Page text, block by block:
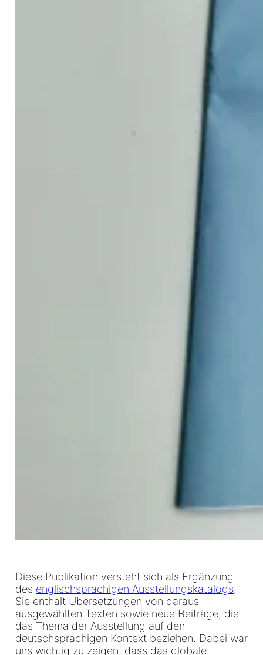
Diese Publikation versteht sich als Ergänzung
des englischsprachigen Ausstellungskatalogs.
Sie enthält Übersetzungen von daraus
ausgewählten Texten sowie neue Beiträge, die
das Thema der Ausstellung auf den
deutschsprachigen Kontext beziehen. Dabei war
uns wichtig zu zeigen, dass das globale